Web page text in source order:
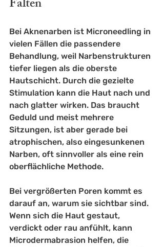
Falten
Bei Aknenarben ist Microneedling in
vielen Fällen die passendere
Behandlung, weil Narbenstrukturen
tiefer liegen als die oberste
Hautschicht. Durch die gezielte
Stimulation kann die Haut nach und
nach glatter wirken. Das braucht
Geduld und meist mehrere
Sitzungen, ist aber gerade bei
atrophischen, also eingesunkenen
Narben, oft sinnvoller als eine rein
oberflächliche Methode.
Bei vergrößerten Poren kommt es
darauf an, warum sie sichtbar sind.
Wenn sich die Haut gestaut,
verdickt oder rau anfühlt, kann
Microdermabrasion helfen, die